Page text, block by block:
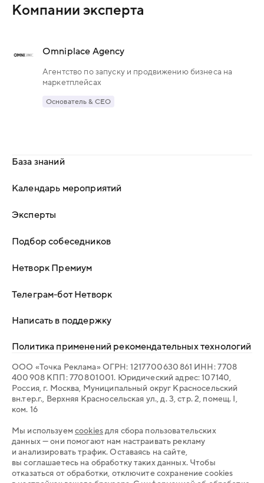
Компании эксперта
Omniplace Agency
Агентство по запуску и продвижению бизнеса на
маркетплейсах
Основатель & CEO
База знаний
Календарь мероприятий
Эксперты
Подбор собеседников
Нетворк Премиум
Телеграм-бот Нетворк
Написать в поддержку
Политика применений рекомендательных технологий
ООО «Точка Реклама» ОГРН: 1 217 700 630 861 ИНН: 7 708
400 908 КПП: 770 801 001. Юридический адрес: 107 140,
Россия, г. Москва, Муниципальный округ Красносельский
вн.тер.г., Верхняя Красносельская ул., д. 3, стр. 2, помещ. I,
ком. 16
Мы используем cookiesдля сбора пользовательских
данных — они помогают нам настраивать рекламу
и анализировать трафик. Оставаясь на сайте,
вы соглашаетесь на обработку таких данных. Чтобы
отказаться от обработки, отключите сохранение cookies